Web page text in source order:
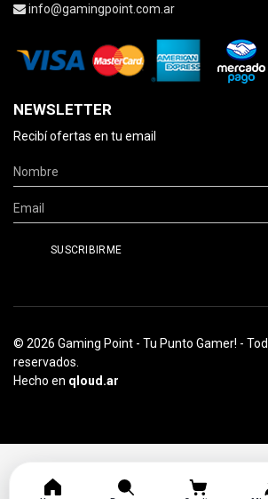
info@gamingpoint.com.ar
NEWSLETTER
Recibí ofertas en tu email
© 2026 Gaming Point - Tu Punto Gamer! -
reservados.
Hecho en qloud.ar